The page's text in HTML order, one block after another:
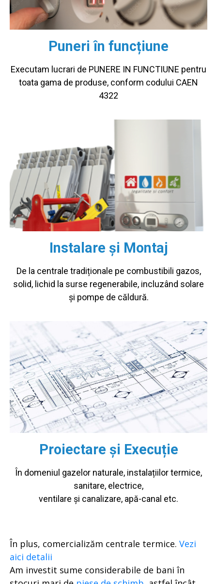
Puneri în funcțiune
Executam lucrari de PUNERE IN FUNCTIUNE pentru
toata gama de produse, conform codului CAEN
4322
Instalare și Montaj
De la centrale tradiționale pe combustibili gazos,
solid, lichid la surse regenerabile, incluzând solare
și pompe de căldură.
Proiectare și Execuție
În domeniul gazelor naturale, instalațiilor termice,
sanitare, electrice,
ventilare și canalizare, apă-canal etc.
În plus, comercializăm centrale termice. Vezi
aici detalii
Am investit sume considerabile de bani în